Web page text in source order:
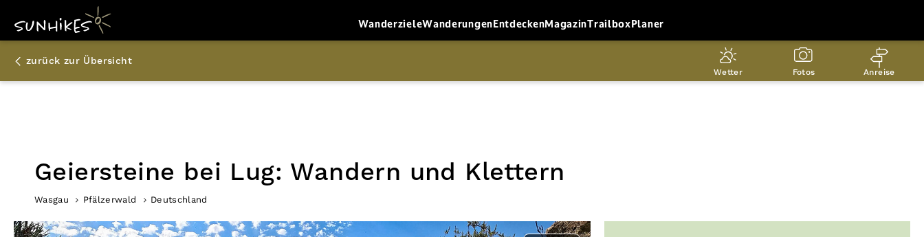
WanderzieleWanderungenEntdeckenMagazinTrailboxPlaner
zurück zur Übersicht
Wetter Fotos Anreise
Geiersteine bei Lug: Wandern und Klettern
Wasgau Pfälzerwald Deutschland